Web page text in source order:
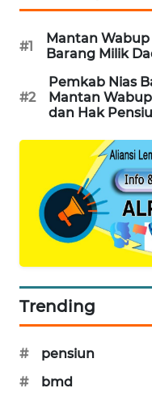
#1
Mantan
Barang Milik
#2
Pemkab Nias
Mantan
dan Hak
Trending
#
pensiun
#
bmd
MEDAN
JAKARTA
NEWS
KARING
NEWS
JURNAL
MARITIM
HUMBANG
GARONGGANG